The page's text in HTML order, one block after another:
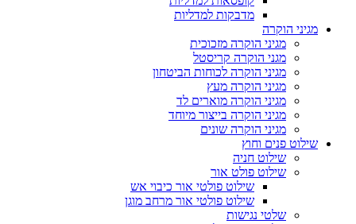
מדבקות למדליות
מגיני הוקרה
מגיני הוקרה מזכוכית
מגני הוקרה קריסטל
מגיני הוקרה לכוחות הביטחון
מגיני הוקרה מעץ
מגיני הוקרה מוארים לד
מגיני הוקרה בייצור מיוחד
מגיני הוקרה שונים
שילוט פנים וחוץ
שילוט חניה
שילוט פולט אור
שילוט פולטי אור כיבוי אש
שילוט פולטי אור מרחב מוגן
שלטי נגישות